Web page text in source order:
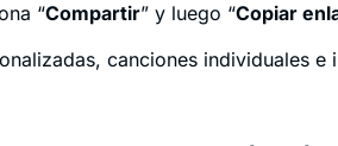
“Compartir” y luego “Copiar
canciones individuales e